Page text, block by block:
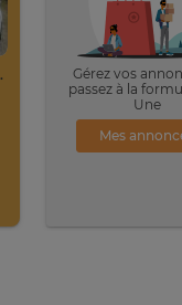
Gérez vos
passez à la
Une
Mes